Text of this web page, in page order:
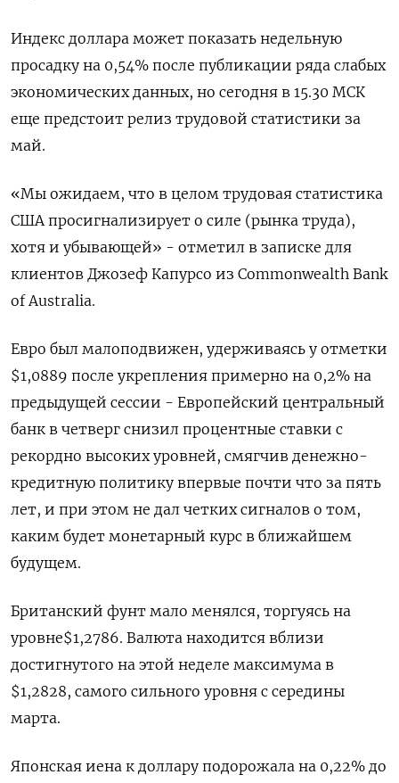
Индекс доллара может показать недельную
просадку на 0,54% после публикации ряда слабых
экономических данных, но сегодня в 15.30 МСК
еще предстоит релиз трудовой статистики за
май.
«Мы ожидаем, что в целом трудовая статистика
США просигнализирует о силе (рынка труда),
хотя и убывающей» - отметил в записке для
клиентов Джозеф Капурсо из Commonwealth Bank
of Australia.
Евро был малоподвижен, удерживаясь у отметки
$1,0889​ после укрепления примерно на 0,2% на
предыдущей сессии - Европейский центральный
банк в четверг снизил процентные ставки с
рекордно высоких уровней, смягчив денежно-
кредитную политику впервые почти что за пять
лет, и при этом не дал четких сигналов о том,
каким будет монетарный курс в ближайшем
будущем.
Британский фунт мало менялся, торгуясь на
уровне$1,2786​. Валюта находится вблизи
достигнутого на этой неделе максимума в
$1,2828, самого сильного уровня с середины
марта.
Японская иена к доллару подорожала на 0,22%​ до